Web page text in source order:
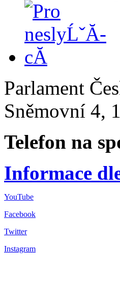
Parlament
Sněmovní 4,
Telefon na
Informace
YouTube
Facebook
Twitter
Instagram